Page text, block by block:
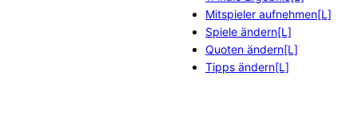
Mitspieler aufnehmen[L]
Spiele ändern[L]
Quoten ändern[L]
Tipps ändern[L]